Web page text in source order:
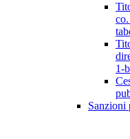
1-
Sanzioni